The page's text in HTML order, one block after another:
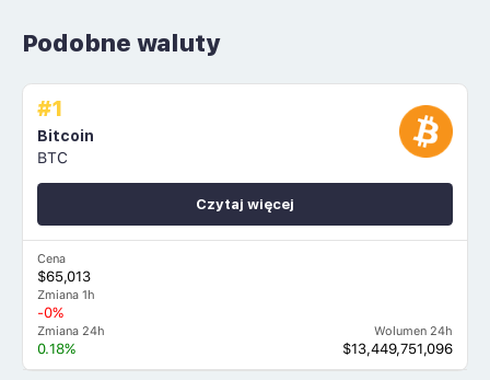
Podobne waluty
#1
Bitcoin
BTC
Cena
$65,013
Zmiana 1h
-0%
Zmiana 24h
0.18%
Wolumen 24h
$13,449,751,096
Czytaj więcej